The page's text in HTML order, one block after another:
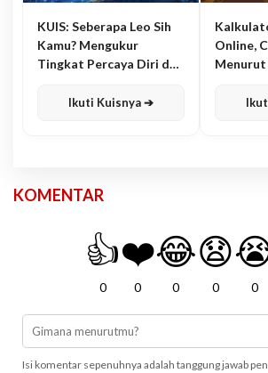
KUIS: Seberapa Leo Sih
Kamu? Mengukur
Tingkat Percaya Diri dan
Ikuti Kuisnya ➔
Online,
Menurut
KOMENTAR
👍
0
❤️
0
😂
0
😧
0 0
Isi komentar sepenuhnya adalah tanggung jawab